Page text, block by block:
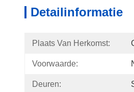
Detailinformatie
Plaats Van Herkomst:
Voorwaarde:
Deuren: